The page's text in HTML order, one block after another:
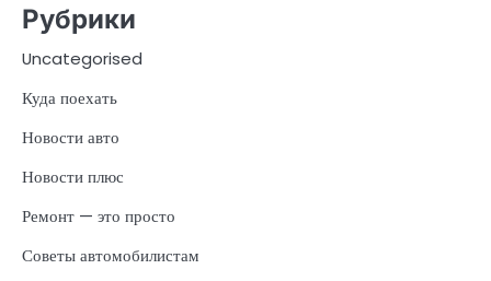
Рубрики
Uncategorised
Куда поехать
Новости авто
Новости плюс
Ремонт — это просто
Советы автомобилистам